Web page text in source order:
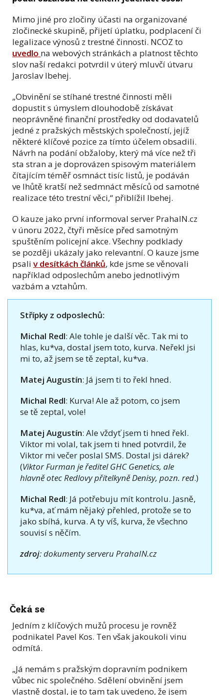
Mimo jiné pro zločiny účasti na organizované
zločinecké skupině, přijetí úplatku, podplacení či
legalizace výnosů z trestné činnosti. NCOZ to
uvedlo na webových stránkách a platnost těchto
slov naší redakci potvrdil v úterý mluvčí útvaru
Jaroslav Ibehej.
„Obvinění se stíhané trestné činnosti měli
dopustit s úmyslem dlouhodobě získávat
neoprávněné finanční prostředky od dodavatelů
jedné z pražských městských společností, jejíž
některé klíčové pozice za tímto účelem obsadili.
Návrh na podání obžaloby, který má více než tři
sta stran a je doprovázen spisovým materiálem
čítajícím téměř osmnáct tisíc listů, je podáván
ve lhůtě kratší než sedmnáct měsíců od samotné
realizace této trestní věci,“ přiblížil Ibehej.
O kauze jako první informoval server PrahaIN.cz
v únoru 2022, čtyři měsíce před samotným
spuštěním policejní akce. Všechny podklady
se později ukázaly jako relevantní. O kauze jsme
psali v desítkách článků, kde jsme se věnovali
například odposlechům anebo jednotlivým
vazbám a vztahům.
Střípky z odposlechů:
Michal Redl: Ale tohle je další věc. Tak mi to
hlas, ku*va, dostal jsem toto, kurva. Neřekl jsi
mi to, až jsem se tě zeptal, ku*va.
Matej Augustín: Já jsem ti to řekl hned.
Michal Redl: Kurva! Ale až potom, co jsem
se tě zeptal, vole!
Matej Augustín: Ale vždyť jsem ti hned řekl.
Viktor mi volal, tak jsem ti hned potvrdil, že
Viktor mi večer poslal SMS. Dostal jsi dárek?
(Viktor Furman je ředitel GHC Genetics, ale
hlavně otec Redlovy přítelkyně Denisy, pozn. red.)
Michal Redl: Já potřebuju mít kontrolu. Jasně,
ku*va, ať mám nějaký přehled, protože se to
jako sbíhá, kurva. A ty víš, kurva, že všechno
souvisí s něčím.
zdroj: dokumenty serveru PrahaIN.cz
Čeká se
Jedním z klíčových mužů procesu je rovněž
podnikatel Pavel Kos. Ten však jakoukoli vinu
odmítá.
„Já nemám s pražským dopravním podnikem
vůbec nic společného. Sdělení obvinění jsem
vlastně dostal, je to tam tak uvedeno, že jsem